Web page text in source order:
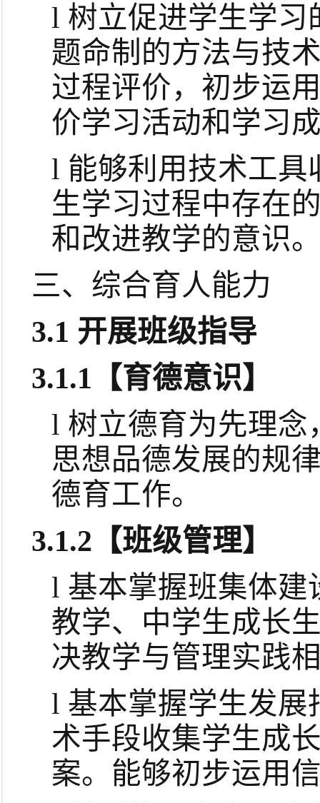
l 树立促进学生学
题命制的方法与技
过程评价，初步运
价学习活动和学习
l 能够利用技术工
生学习过程中存在
和改进教学的意识
三、综合育人能力
3.1 开展班级指导
3.1.1 【育德意识】
l 树立德育为先理
思想品德发展的规
德育工作。
3.1.2 【班级管理】
l 基本掌握班集体
教学、中学生成长
决教学与管理实践
l 基本掌握学生发
术手段收集学生成
案。 能够初步运用